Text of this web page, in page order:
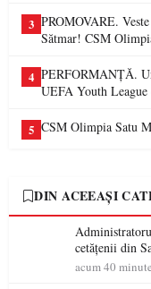
3 PROMOVARE.
Sătmar! CSM
4 PERFORMANȚĂ.
UEFA Youth
5 CSM Olimpia Satu
DIN ACEEAȘI
cetățenii din
acum 40 minute